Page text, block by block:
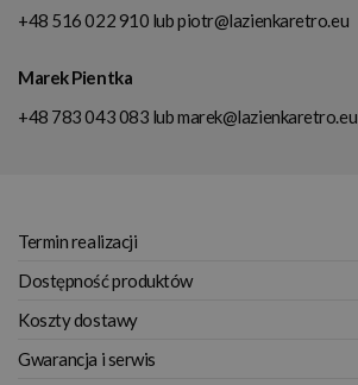
+48 516 022 910 lubpiotr@lazienkaretro.eu
Marek Pientka
+48 783 043 083 lubmarek@lazienkaretro.eu
Termin realizacji
Dostępność produktów
Koszty dostawy
Gwarancja i serwis